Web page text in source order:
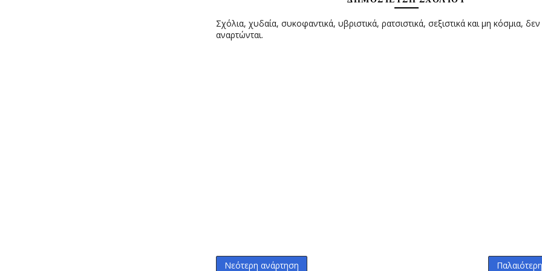
Σχόλια, χυδαία, συκοφαντικά, υβριστικά, ρατσιστικά, σεξιστικά και μη κόσμια,
αναρτώνται.
Νεότερη ανάρτηση